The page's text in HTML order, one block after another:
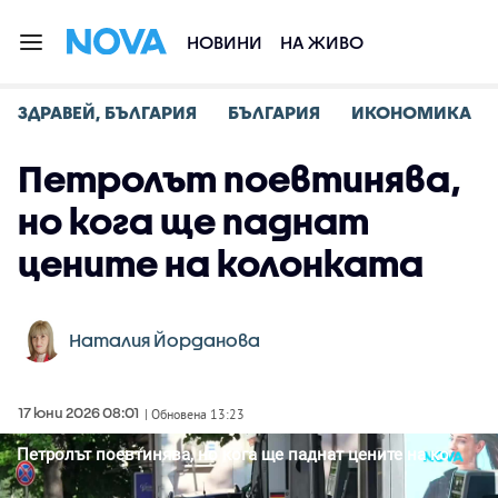
НОВИНИ НА ЖИВО
ЗДРАВЕЙ, БЪЛГАРИЯ БЪЛГАРИЯ ИКОНОМИКА
Петролът поевтинява,
но кога ще паднат
цените на колонката
Наталия Йорданова
17 юни 2026 08:01 | Обновена 13:23